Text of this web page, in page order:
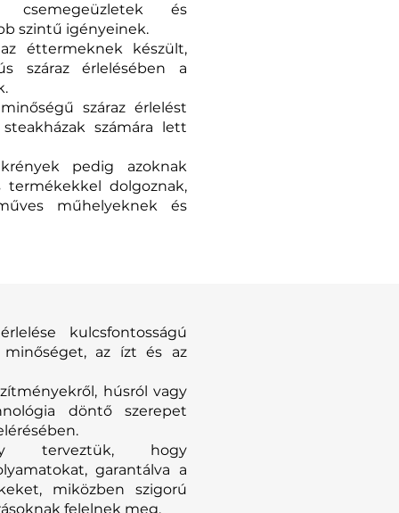
és
szintű igényeinek.
éttermeknek készült,
száraz érlelésében a
száraz érlelést
számára lett
pedig azoknak
termékekkel dolgoznak,
műhelyeknek és
kulcsfontosságú
az ízt és az
húsról vagy
döntő szerepet
terveztük, hogy
garantálva a
miközben szigorú
felelnek meg.